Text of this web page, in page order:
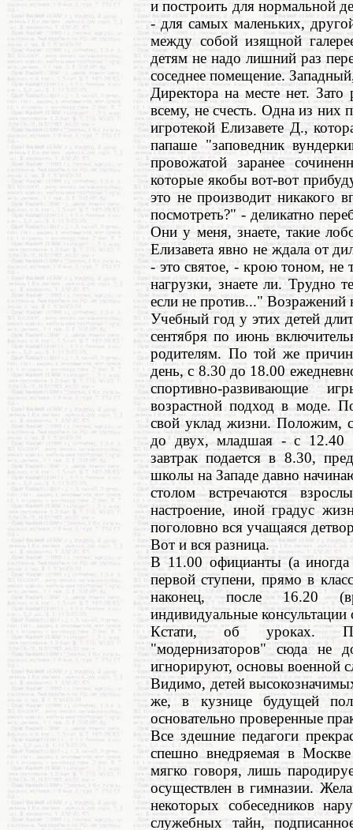
и построить для нормальной
- для самых маленьких,
между собой изящной
детям не надо лишний раз
соседнее помещение.
Директора на месте нет.
всему, не счесть. Одна из
игротекой Елизавете Д.,
папаше "заповедник
провожатой заранее
которые якобы вот-вот
это не производит никакого
посмотреть?" - деликатно
Они у меня, знаете, такие
Елизавета явно не ждала от
- это святое, - крою тоном,
нагрузки, знаете ли. Трудно
если не против..." Возражений
Учебный год у этих детей
сентября по июнь
родителям. По той же
день, с 8.30 до 18.00
спортивно-развивающие
возрастной подход в моде.
свой уклад жизни. Положим,
до двух, младшая - с 12.40
завтрак подается в 8.30,
школы на Западе давно
столом встречаются
настроение, иной градус
поголовно вся учащаяся
Вот и вся разница.
В 11.00 официанты (а иногда
первой ступени, прямо в
наконец, после 16.20
индивидуальные
Кстати, об уроках.
"модернизаторов" сюда не
игнорируют, основы военной
Видимо, детей
же, в кузнице будущей
основательно проверенные
Все здешние педагоги
спешно внедряемая в Москве
мягко говоря, лишь
осуществлен в гимназии.
некоторых собеседников
служебных тайн,